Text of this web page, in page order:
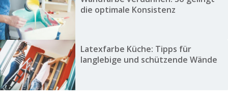
die optimale Konsistenz
Latexfarbe Küche: Tipps für
langlebige und schützende Wände